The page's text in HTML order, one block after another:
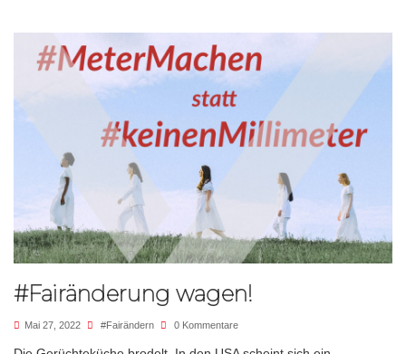
#Fairänderung wagen!
Mai 27, 2022 #fairändern 0 Kommentare